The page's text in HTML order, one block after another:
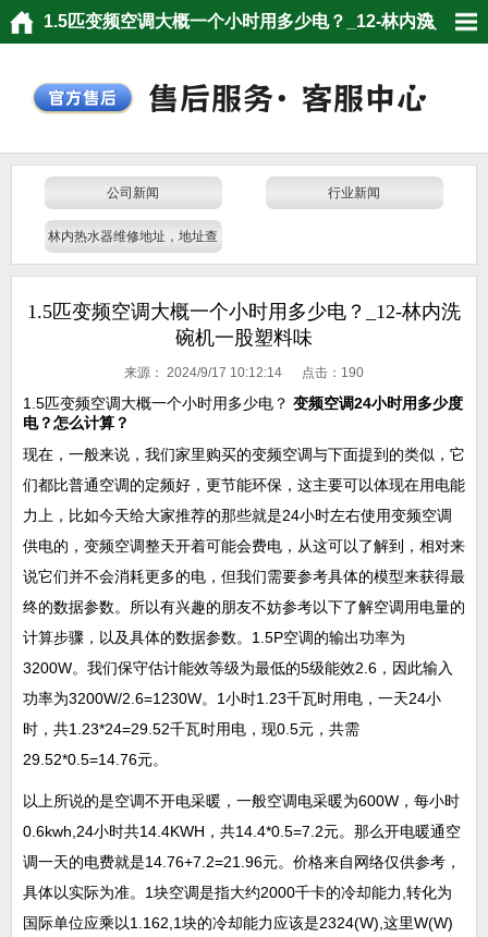
1.5匹变频空调大概一个小时用多少电？_12-林内洗
公司新闻 行业新闻
林内热水器维修地址，地址查
1.5匹变频空调大概一个小时用多少电？_12-林内洗
碗机一股塑料味
来源： 2024/9/17 10:12:14 点击： 190
1.5匹变频空调大概一个小时用多少电？ 变频空调24小时用多少度
电？怎么计算？
现在，一般来说，我们家里购买的变频空调与下面提到的类似，它
们都比普通空调的定频好，更节能环保，这主要可以体现在用电能
力上，比如今天给大家推荐的那些就是24小时左右使用变频空调
供电的，变频空调整天开着可能会费电，从这可以了解到，相对来
说它们并不会消耗更多的电，但我们需要参考具体的模型来获得最
终的数据参数。所以有兴趣的朋友不妨参考以下了解空调用电量的
计算步骤，以及具体的数据参数。1.5P空调的输出功率为
3200W。我们保守估计能效等级为最低的5级能效2.6，因此输入
功率为3200W/2.6=1230W。1小时1.23千瓦时用电，一天24小
时，共1.23*24=29.52千瓦时用电，现0.5元，共需
29.52*0.5=14.76元。
以上所说的是空调不开电采暖，一般空调电采暖为600W，每小时
0.6kwh,24小时共14.4KWH，共14.4*0.5=7.2元。那么开电暖通空
调一天的电费就是14.76+7.2=21.96元。价格来自网络仅供参考，
具体以实际为准。1块空调是指大约2000千卡的冷却能力,转化为
国际单位应乘以1.162,1块的冷却能力应该是2324(W),这里W(W)